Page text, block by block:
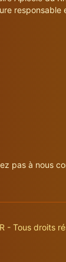
responsable
pas à nous
- Tous droits